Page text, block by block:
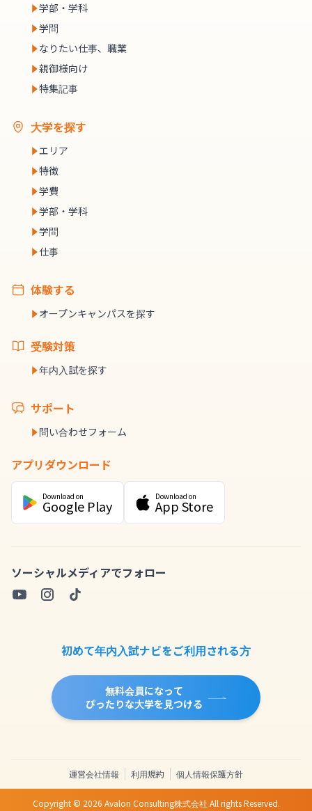
学部・学科
学問
なりたい仕事、職業
親御様向け
特集記事
大学を探す
エリア
特徴
学費
学部・学科
学問
仕事
体験する
オープンキャンパスを探す
受験対策
年内入試を探す
サポート
問い合わせフォーム
アプリダウンロード
Download on
Google Play
Download on
App Store
ソーシャルメディアでフォロー
初めて年内入試ナビをご利用される方
無料会員になって
ぴったりな大学を見つける
運営会社情報 利用規約 個人情報保護方針
Copyright © 2026 Avalon Consulting株式会社 All rights Reserved.